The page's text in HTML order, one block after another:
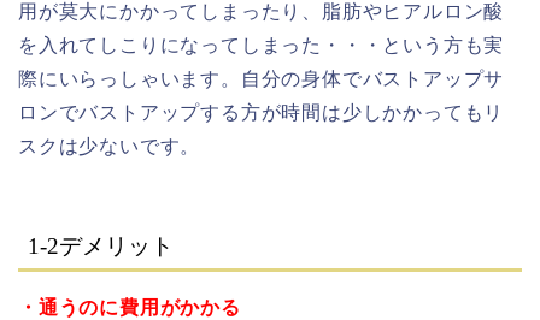
用が莫大にかかってしまったり、脂肪やヒアルロン酸
を入れてしこりになってしまった・・・という方も実
際にいらっしゃいます。自分の身体でバストアップサ
ロンでバストアップする方が時間は少しかかってもリ
スクは少ないです。
1-2デメリット
・通うのに費用がかかる